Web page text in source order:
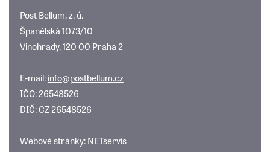
Post Bellum, z. ú.
Španělská 1073/10
Vinohrady, 120 00 Praha 2
E-mail:info@postbellum.cz
IČO: 26548526
DIČ: CZ 26548526
Webové stránky:NETservis